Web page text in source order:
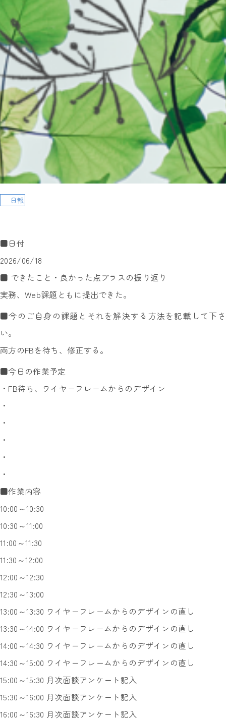
日報
■日付
2026/06/18
■ できたこと・良かった点プラスの振り返り
実務、Web課題ともに提出できた。
■今のご自身の課題とそれを解決する方法を記載して下さ
い。
両方のFBを待ち、修正する。
■今日の作業予定
・FB待ち、ワイヤーフレームからのデザイン
・
・
・
・
・
■作業内容
10:00～10:30
10:30～11:00
11:00～11:30
11:30～12:00
12:00～12:30
12:30～13:00
13:00～13:30 ワイヤーフレームからのデザインの直し
13:30～14:00 ワイヤーフレームからのデザインの直し
14:00～14:30 ワイヤーフレームからのデザインの直し
14:30～15:00 ワイヤーフレームからのデザインの直し
15:00～15:30 月次面談アンケート記入
15:30～16:00 月次面談アンケート記入
16:00～16:30 月次面談アンケート記入